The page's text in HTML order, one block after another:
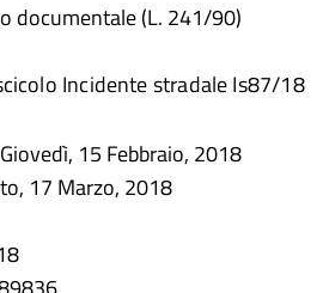
su
Twitter
su
Facebook
Condividi
su
documentale (L. 241/90)
Incidente stradale Is87/18
Giovedì, 15 Febbraio, 2018
17 Marzo, 2018